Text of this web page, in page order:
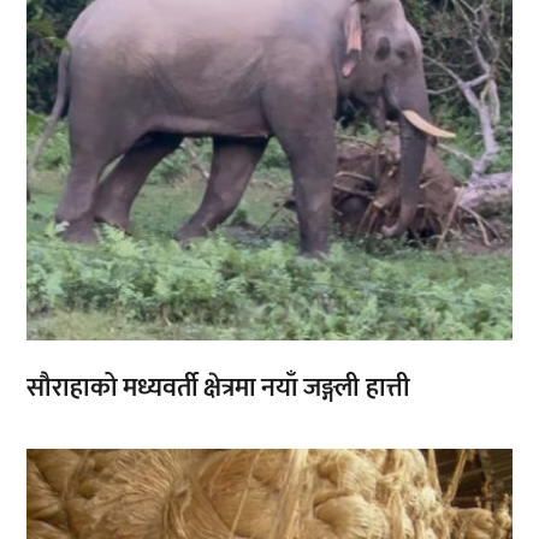
सौराहाको मध्यवर्ती क्षेत्रमा नयाँ जङ्गली हात्ती
,,